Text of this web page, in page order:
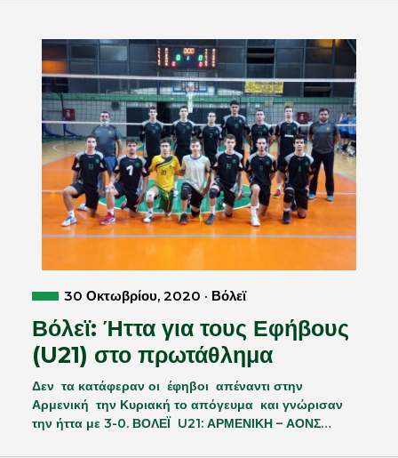
30 Οκτωβρίου, 2020 · Βόλεϊ
Βόλεϊ: Ήττα για τους Εφήβους
(U21) στο πρωτάθλημα
Δεν τα κατάφεραν οι έφηβοι απέναντι στην
Αρμενική την Κυριακή το απόγευμα και γνώρισαν
την ήττα με 3-0. ΒΟΛΕΪ U21: ΑΡΜΕΝΙΚΗ – ΑΟΝΣ…